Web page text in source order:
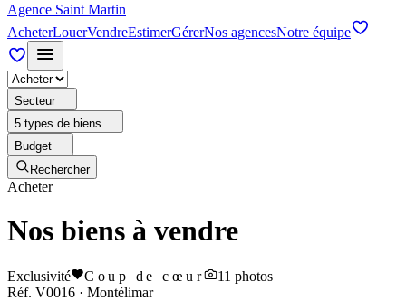
Agence Saint Martin
AcheterLouerVendreEstimerGérerNos agencesNotre équipe
Secteur
5 types de biens
Budget
Rechercher
Acheter
Nos biens à vendre
Exclusivité Coup de cœur 11 photos
Réf. V0016 · Montélimar